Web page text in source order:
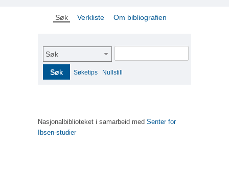
Søk Verkliste Om bibliografien
Søk
Søk Søketips Nullstill
Nasjonalbiblioteket i samarbeid med Senter for
Ibsen-studier